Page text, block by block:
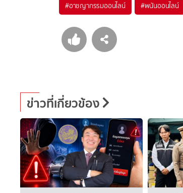
#อาชญากรรมออนไลน์ #พนันออนไลน์
ข่าวที่เกี่ยวข้อง